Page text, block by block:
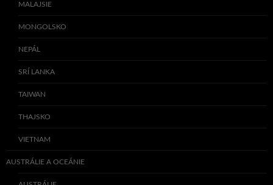
MALAJSIE
MONGOLSKO
NEPÁL
SRÍ LANKA
TAIWAN
THAJSKO
VIETNAM
AUSTRÁLIE A OCEÁNIE